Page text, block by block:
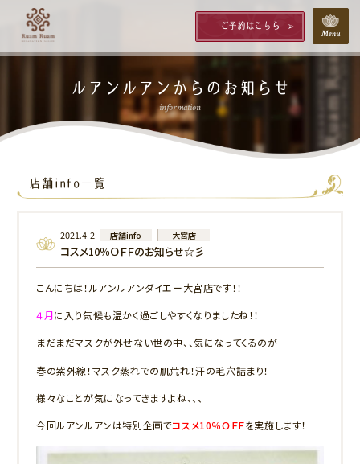
ご予約はこちら
ルアンルアンからのお知らせ
information
店舗info一覧
2021.4.2 店舗info 大宮店
コスメ10％ＯＦＦのお知らせ☆彡
こんにちは！ルアンルアンダイエー大宮店です！！
４月に入り気候も温かく過ごしやすくなりましたね！！
まだまだマスクが外せない世の中、、気になってくるのが
春の紫外線！マスク蒸れでの肌荒れ！汗の毛穴詰まり！
様々なことが気になってきますよね、、、
今回ルアンルアンは特別企画でコスメ10％ＯＦＦを実施します！